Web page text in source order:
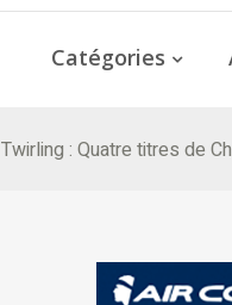
Catégories
Twirling : Quatre titres de